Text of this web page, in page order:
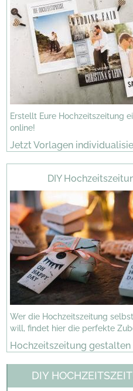
Erstellt Eure Hochzeitszeitung
online!
Jetzt Vorlagen
DIY
Wer die Hochzeitszeitung
will, findet hier die perfekte
Hochzeitszeitung gestalten
DIY